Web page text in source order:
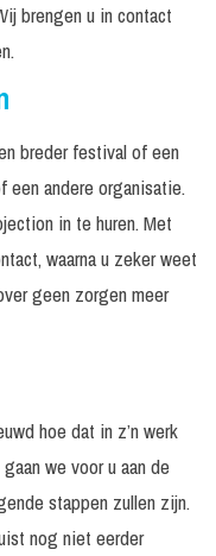
brengen u in contact
breder festival of een
een andere organisatie.
in te huren. Met
waarna u zeker weet
geen zorgen meer
hoe dat in z’n werk
we voor u aan de
stappen zullen zijn.
nog niet eerder